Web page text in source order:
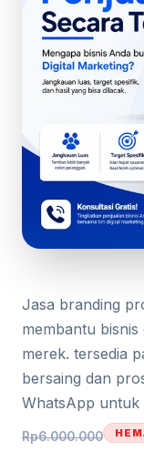
Jasa branding
membantu bisnis
merek. tersedia
bersaing dan
WhatsApp untuk
Rp6.000.000